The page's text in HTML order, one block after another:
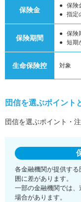
保険金
保険
指定
保険期間
保険
短期
生命保険控 対象
団信を選ぶポイント
団信を選ぶポイント・
各金融機関が提供す
囲に差があります。
一部の金融機関では
場合があります。